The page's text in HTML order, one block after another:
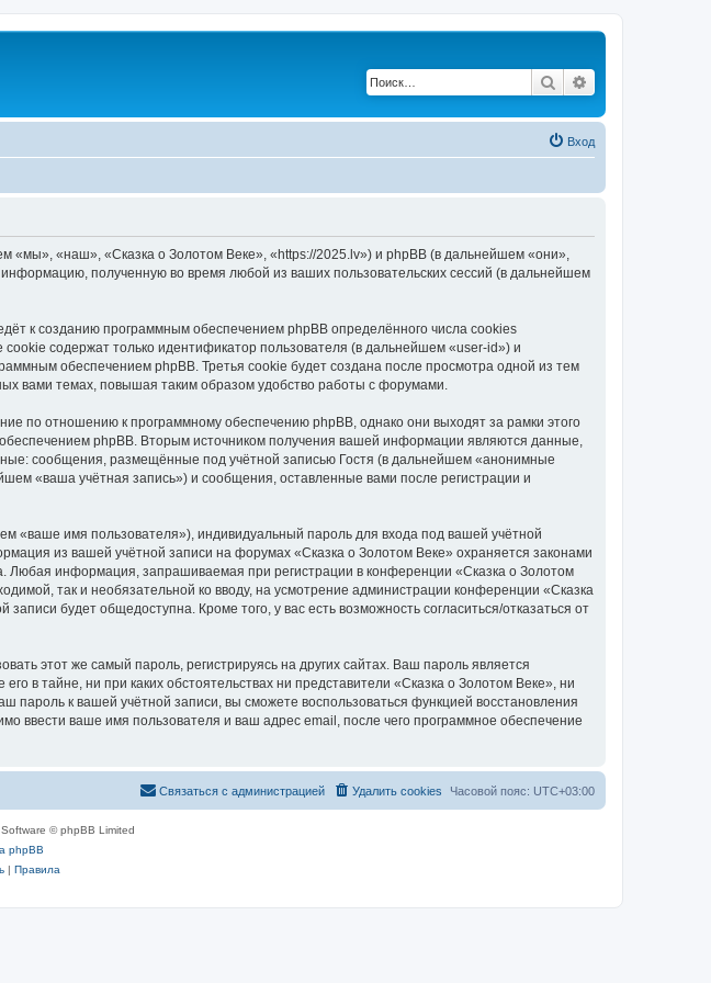
Поиск
Вход
«мы», «наш», «Сказка о Золотом Веке», «https://2025.lv») и phpBB (в дальнейшем «они»,
полученную во время любой из ваших пользовательских сессий (в дальнейшем
к созданию программным обеспечением phpBB определённого числа cookies
содержат только идентификатор пользователя (в дальнейшем «user-id») и
обеспечением phpBB. Третья cookie будет создана после просмотра одной из тем
вами темах, повышая таким образом удобство работы с форумами.
по отношению к программному обеспечению phpBB, однако они выходят за рамки этого
phpBB. Вторым источником получения вашей информации являются данные,
сообщения, размещённые под учётной записью Гостя (в дальнейшем «анонимные
«ваша учётная запись») и сообщения, оставленные вами после регистрации и
«ваше имя пользователя»), индивидуальный пароль для входа под вашей учётной
из вашей учётной записи на форумах «Сказка о Золотом Веке» охраняется законами
информация, запрашиваемая при регистрации в конференции «Сказка о Золотом
так и необязательной ко вводу, на усмотрение администрации конференции «Сказка
будет общедоступна. Кроме того, у вас есть возможность согласиться/отказаться от
этот же самый пароль, регистрируясь на других сайтах. Ваш пароль является
в тайне, ни при каких обстоятельствах ни представители «Сказка о Золотом Веке», ни
пароль к вашей учётной записи, вы сможете воспользоваться функцией восстановления
ввести ваше имя пользователя и ваш адрес email, после чего программное обеспечение
Часовой пояс: UTC+03:00
Удалить cookies
Связаться с администрацией
© phpBB Limited
phpBB
| Правила